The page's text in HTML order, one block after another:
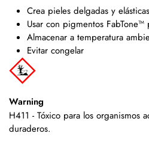
Crea pieles delgadas y elásticas
Usar con pigmentos FabTone™
Almacenar a temperatura
Evitar congelar
Warning
H411 - Tóxico para los organismos
duraderos.